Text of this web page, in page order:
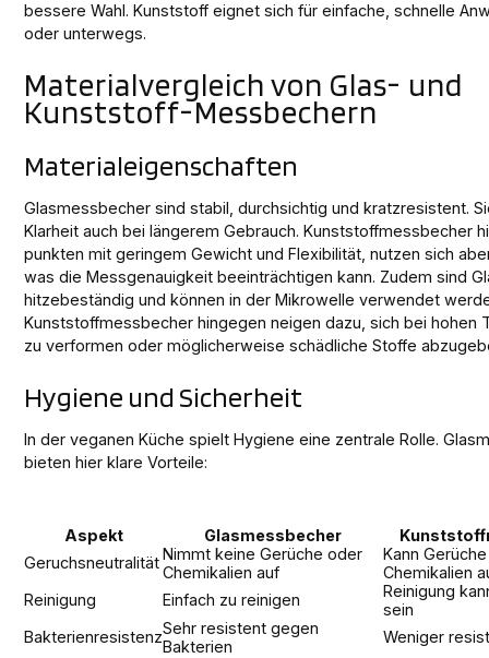
bessere Wahl. Kunststoff eignet sich für einfache, schnelle
oder unterwegs.
Materialvergleich von Glas- und
Kunststoff-Messbechern
Materialeigenschaften
Glasmessbecher sind stabil, durchsichtig und kratzresistent.
Klarheit auch bei längerem Gebrauch. Kunststoffmessbecher
punkten mit geringem Gewicht und Flexibilität, nutzen sich
was die Messgenauigkeit beeinträchtigen kann. Zudem sind
hitzebeständig und können in der Mikrowelle verwendet
Kunststoffmessbecher hingegen neigen dazu, sich bei hohen
zu verformen oder möglicherweise schädliche Stoffe
Hygiene und Sicherheit
In der veganen Küche spielt Hygiene eine zentrale Rolle.
bieten hier klare Vorteile:
Aspekt Glasmessbecher
GeruchsneutralitätNimmt keine Gerüche oder
Chemikalien auf
Kann
Chemikalien
Reinigung
Einfach zu reinigen
Reinigung
sein
BakterienresistenzSehr resistent gegen
Bakterien
Weniger